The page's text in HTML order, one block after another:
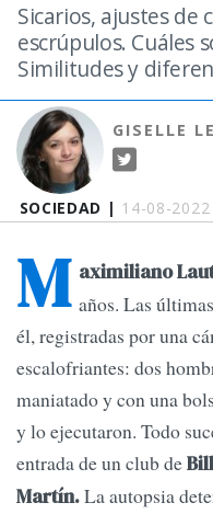
SOCIEDAD | 14-08-2022
Sicarios, ajustes de
escrúpulos. Cuáles
Similitudes y
GISELLE
M aximiliano
años. Las
él, registradas por una
escalofriantes: dos
maniatado y con una
y lo ejecutaron. Todo
entrada de un club de
Martín.La autopsia